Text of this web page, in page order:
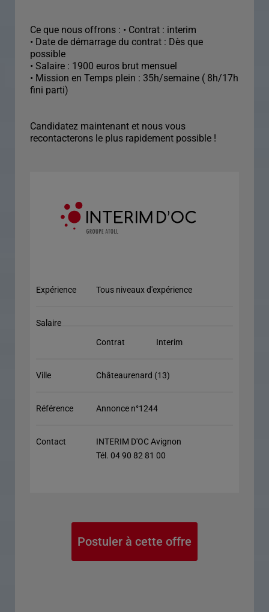
Ce que nous offrons : • Contrat : interim
• Date de démarrage du contrat : Dès que
possible
• Salaire : 1900 euros brut mensuel
• Mission en Temps plein : 35h/semaine ( 8h/17h
fini parti)
Candidatez maintenant et nous vous
recontacterons le plus rapidement possible !
Expérience Tous niveaux d'expérience
Salaire
Contrat
Interim
Ville Châteaurenard (13)
Référence Annonce n°1244
Contact
INTERIM D'OC Avignon
Tél. 04 90 82 81 00
Postuler à cette offre